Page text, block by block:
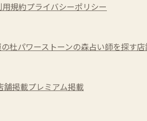
用規約プライバシーポリシー
杜パワーストーンの森占い師を探す店
舗掲載プレミアム掲載